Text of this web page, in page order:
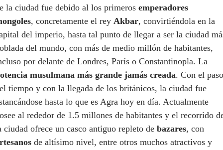
la ciudad fue debido al los primeros emperadores
, concretamente el rey Akbar, convirtiéndola en la
del imperio, hasta tal punto de llegar a ser la ciudad
del mundo, con más de medio millón de habitantes,
por delante de Londres, París o Constantinopla. La
musulmana más grande jamás creada. Con el paso
tiempo y con la llegada de los británicos, la ciudad fue
hasta lo que es Agra hoy en día. Actualmente
al rededor de 1.5 millones de habitantes y el recorrido
ciudad ofrece un casco antiguo repleto de bazares, con
de altísimo nivel, entre otros muchos atractivos y